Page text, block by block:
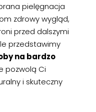
pielęgnacja
zdrowy wygląd,
przed dalszymi
przedstawimy
na bardzo
pozwolą Ci
i skuteczny